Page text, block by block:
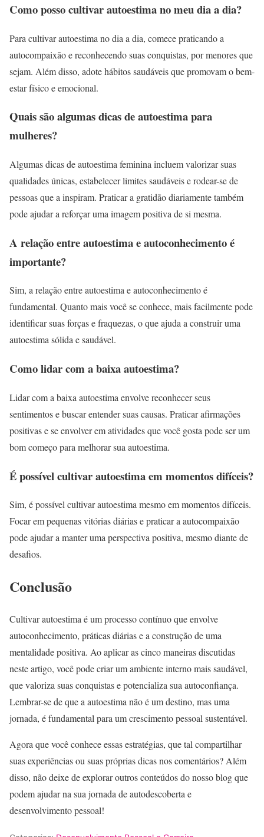
Como posso cultivar autoestima no meu dia a dia?
Para cultivar autoestima no dia a dia, comece praticando a
autocompaixão e reconhecendo suas conquistas, por menores que
sejam. Além disso, adote hábitos saudáveis que promovam o bem-
estar físico e emocional.
Quais são algumas dicas de autoestima para
mulheres?
Algumas dicas de autoestima feminina incluem valorizar suas
qualidades únicas, estabelecer limites saudáveis e rodear-se de
pessoas que a inspiram. Praticar a gratidão diariamente também
pode ajudar a reforçar uma imagem positiva de si mesma.
A relação entre autoestima e autoconhecimento é
importante?
Sim, a relação entre autoestima e autoconhecimento é
fundamental. Quanto mais você se conhece, mais facilmente pode
identificar suas forças e fraquezas, o que ajuda a construir uma
autoestima sólida e saudável.
Como lidar com a baixa autoestima?
Lidar com a baixa autoestima envolve reconhecer seus
sentimentos e buscar entender suas causas. Praticar afirmações
positivas e se envolver em atividades que você gosta pode ser um
bom começo para melhorar sua autoestima.
É possível cultivar autoestima em momentos difíceis?
Sim, é possível cultivar autoestima mesmo em momentos difíceis.
Focar em pequenas vitórias diárias e praticar a autocompaixão
pode ajudar a manter uma perspectiva positiva, mesmo diante de
desafios.
Conclusão
Cultivar autoestima é um processo contínuo que envolve
autoconhecimento, práticas diárias e a construção de uma
mentalidade positiva. Ao aplicar as cinco maneiras discutidas
neste artigo, você pode criar um ambiente interno mais saudável,
que valoriza suas conquistas e potencializa sua autoconfiança.
Lembrar-se de que a autoestima não é um destino, mas uma
jornada, é fundamental para um crescimento pessoal sustentável.
Agora que você conhece essas estratégias, que tal compartilhar
suas experiências ou suas próprias dicas nos comentários? Além
disso, não deixe de explorar outros conteúdos do nosso blog que
podem ajudar na sua jornada de autodescoberta e
desenvolvimento pessoal!